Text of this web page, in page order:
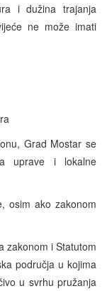
i dužina trajanja
ne može imati
Grad Mostar se
uprave i lokalne
ako zakonom
i Statutom
područja u kojima
u svrhu pružanja